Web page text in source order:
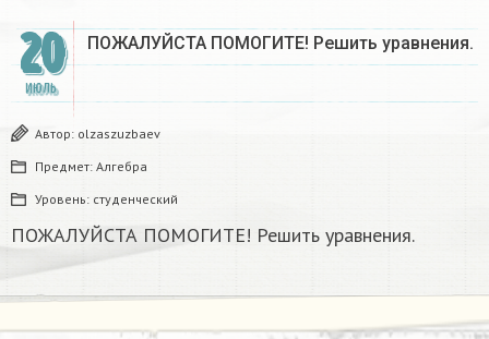
20
ИЮЛЬ
ПОЖАЛУЙСТА ПОМОГИТЕ! Решить уравнения.
Автор: olzaszuzbaev
Предмет: Алгебра
Уровень: студенческий
ПОЖАЛУЙСТА ПОМОГИТЕ! Решить уравнения.